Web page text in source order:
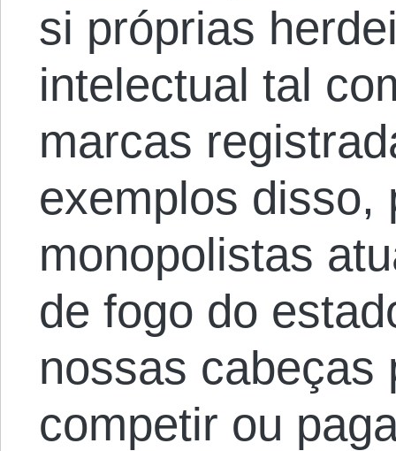
si próprias
intelectual tal
marcas
exemplos disso,
monopolistas
de fogo do
nossas cabeças
competir ou